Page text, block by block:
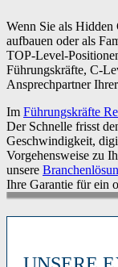
Wenn Sie als Hidden
aufbauen oder als
TOP-Level-
Führungskräfte, C-
Ansprechpartner
Im Führungskräfte
Der Schnelle frisst
Geschwindigkeit,
Vorgehensweise zu
unsere
Ihre Garantie für ein